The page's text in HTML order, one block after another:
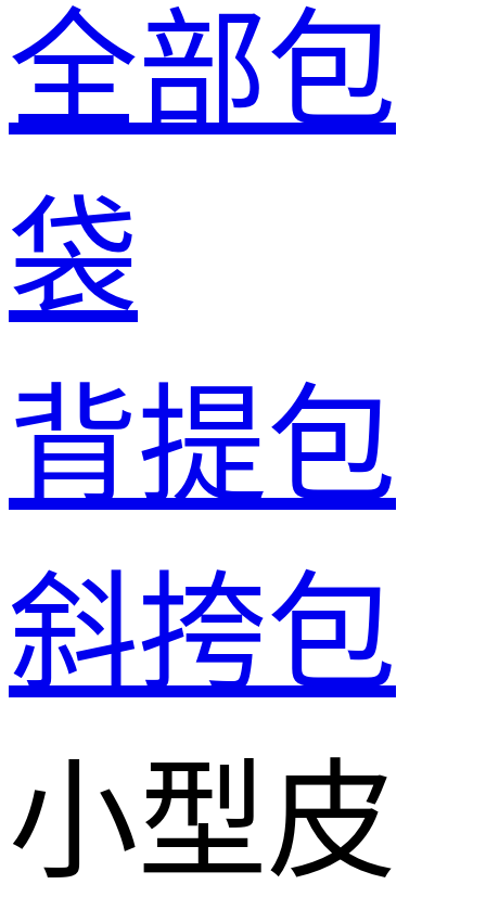
全部包
袋
背提包
斜挎包
小型皮